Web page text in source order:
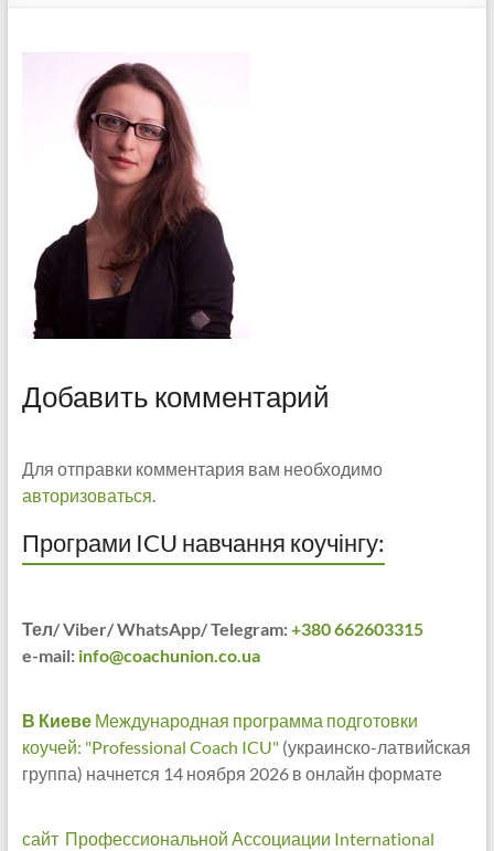
Добавить комментарий
Для отправки комментария вам необходимо
авторизоваться.
Програми ICU навчання коучінгу:
Тел/ Viber/ WhatsApp/ Telegram:+380 662603315
e-mail: info@coachunion.co.ua
В КиевеМеждународная программа подготовки
коучей: "Professional Coach ICU"(украинско-латвийская
группа) начнется 14 ноября 2026 в онлайн формате
сайт Профессиональной Ассоциации International